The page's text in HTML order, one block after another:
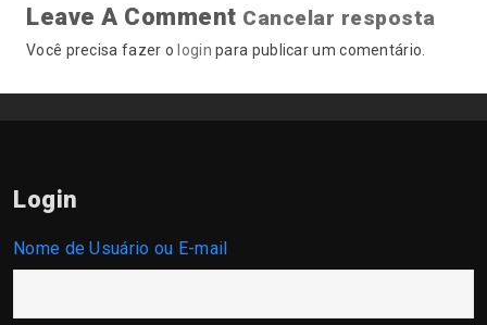
Leave A Comment Cancelar resposta
Você precisa fazer o login para publicar um comentário.
Login
Nome de Usuário ou E-mail